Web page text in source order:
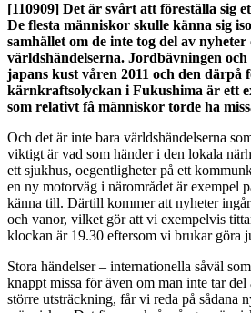
[110909] Det är svårt att föreställa sig
De flesta människor skulle känna sig
samhället om de inte tog del av
världshändelserna. Jordbävningen
japans kust våren 2011 och den därpå
kärnkraftsolyckan i Fukushima är ett
som relativt få människor torde ha
Och det är inte bara världshändelserna
viktigt är vad som händer i den lokala
ett sjukhus, oegentligheter på ett
en ny motorväg i närområdet är exempel
känna till. Därtill kommer att nyheter
och vanor, vilket gör att vi exempelvis
klockan är 19.30 eftersom vi brukar göra
Stora händelser – internationella såväl
knappt missa för även om man inte tar
större utsträckning, får vi reda på sådana